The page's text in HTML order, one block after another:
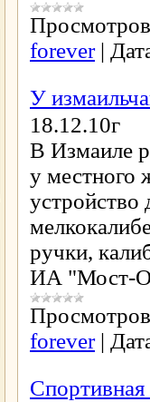
forever |
У
18.12.10г
В Измаиле
у местного
устройство
ручки,
ИА "Мост-
forever |